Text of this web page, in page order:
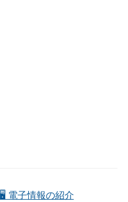
🖥 電子情報の紹介